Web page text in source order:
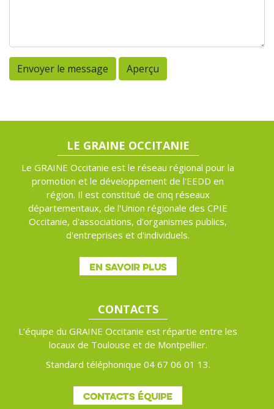
Envoyer le message Aperçu
LE GRAINE OCCITANIE
Le GRAINE Occitanie est le réseau régional pour la
promotion et le développement de l'EEDD en
région. Il est constitué de cinq réseaux
départementaux, de l'Union régionale des CPIE
Occitanie, d'associations, d'organismes publics,
d'entreprises et d'individuels.
EN SAVOIR PLUS
CONTACTS
L’équipe du GRAINE Occitanie est répartie entre les
locaux de Toulouse et de Montpellier.
Standard téléphonique 04 67 06 01 13.
CONTACTS ÉQUIPE